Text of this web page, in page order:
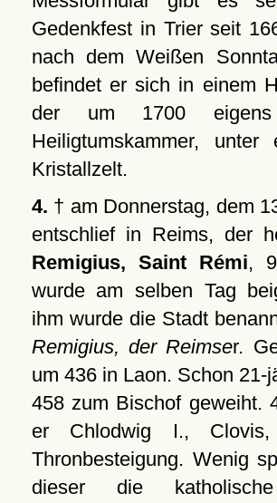
Gedenkfest in Trier seit
nach dem Weißen
befindet er sich in einem
der um 1700 eigens
Heiligtumskammer, unter
Kristallzelt.
4. † am Donnerstag, dem
entschlief in Reims, der
Remigius, Saint Rémi,
wurde am selben Tag
ihm wurde die Stadt
Remigius, der Reimser.
um 436 in Laon. Schon 21-
458 zum Bischof geweiht.
er Chlodwig I.,
Thronbesteigung. Wenig
dieser die